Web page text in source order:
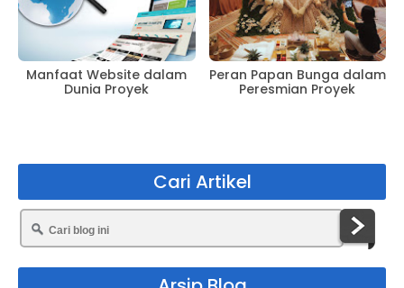
Manfaat Website dalam
Dunia Proyek
Peran Papan Bunga dalam
Peresmian Proyek
Cari Artikel